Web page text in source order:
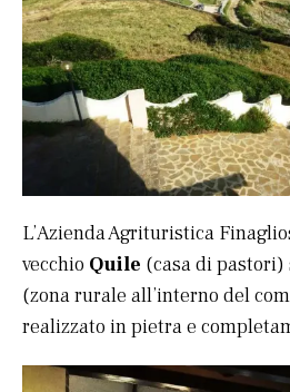
L’Azienda Agrituristica
vecchio Quile (casa di
(zona rurale all’interno del
realizzato in pietra e